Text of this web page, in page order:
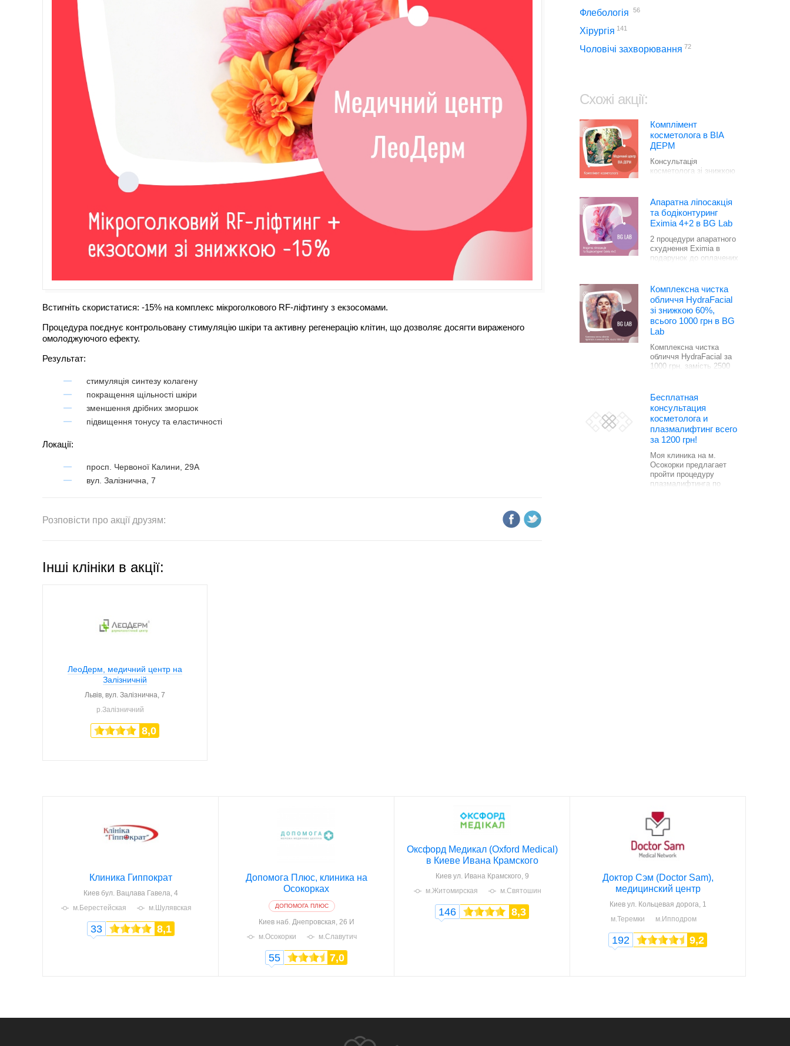
Встигніть скористатися: -15% на комплекс мікроголкового RF-ліфтингу з екзосомами.
Процедура поєднує контрольовану стимуляцію шкіри та активну регенерацію клітин, що дозволяє досягти вираженого
омолоджуючого ефекту.
Результат:
стимуляція синтезу колагену
покращення щільності шкіри
зменшення дрібних зморшок
підвищення тонусу та еластичності
Локації:
просп. Червоної Калини, 29А
вул. Залізнична, 7
Розповісти про акції друзям:
Інші клініки в акції:
ЛеоДерм, медичний центр на
Залізничній
Львів, вул. Залізнична, 7
р.Залізничний
8,0
Флебологія 56
Хірургія 141
Чоловічі захворювання 72
Схожі акції:
Комплімент
косметолога в ВІА
ДЕРМ
Консультація
косметолога зі знижкою
Апаратна ліпосакція
та бодіконтуринг
Eximia 4+2 в BG Lab
2 процедури апаратного
схуднення Eximia в
подарунок до оплачених
Комплексна чистка
обличчя HydraFacial
зі знижкою 60%,
всього 1000 грн в BG
Lab
Комплексна чистка
обличчя HydraFacial за
1000 грн. замість 2500
Бесплатная
консультация
косметолога и
плазмалифтинг всего
за 1200 грн!
Моя клиника на м.
Осокорки предлагает
пройти процедуру
плазмалифтинга по
Клиника Гиппократ
Киев бул. Вацлава Гавела, 4
м.Берестейская
м.Шулявская
33 8,1
Допомога Плюс, клиника на
Осокорках
ДОПОМОГА ПЛЮС
Киев наб. Днепровская, 26 И
м.Осокорки
м.Славутич
55 7,0
Оксфорд Медикал (Oxford Medical)
в Киеве Ивана Крамского
Киев ул. Ивана Крамского, 9
м.Житомирская
м.Святошин
146 8,3
Доктор Сэм (Doctor Sam),
медицинский центр
Киев ул. Кольцевая дорога, 1
м.Теремки
м.Ипподром
192 9,2